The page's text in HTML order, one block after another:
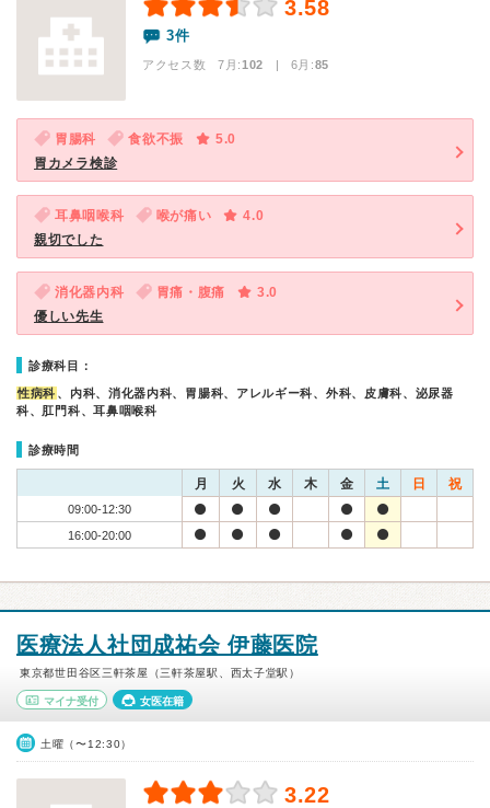
3.58
3件
アクセス数 7月:102 | 6月:85
胃腸科 食欲不振
5.0
胃カメラ検診
耳鼻咽喉科 喉が痛い
4.0
親切でした
消化器内科 胃痛・腹痛
3.0
優しい先生
診療科目：
性病科 、内科、消化器内科、胃腸科、アレルギー科、外科、皮膚科、泌尿器
科、肛門科、耳鼻咽喉科
診療時間
月 火 水 木 金 土 日 祝
09:00-12:30
16:00-20:00
医療法人社団成祐会 伊藤医院
東京都世田谷区三軒茶屋（三軒茶屋駅、西太子堂駅）
マイナ受付 女医在籍
土曜（〜12:30）
3.22